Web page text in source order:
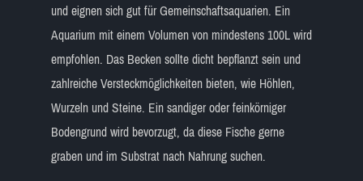
und eignen sich gut für Gemeinschaftsaquarien. Ein
Aquarium mit einem Volumen von mindestens 100L wird
empfohlen. Das Becken sollte dicht bepflanzt sein und
zahlreiche Versteckmöglichkeiten bieten, wie Höhlen,
Wurzeln und Steine. Ein sandiger oder feinkörniger
Bodengrund wird bevorzugt, da diese Fische gerne
graben und im Substrat nach Nahrung suchen.